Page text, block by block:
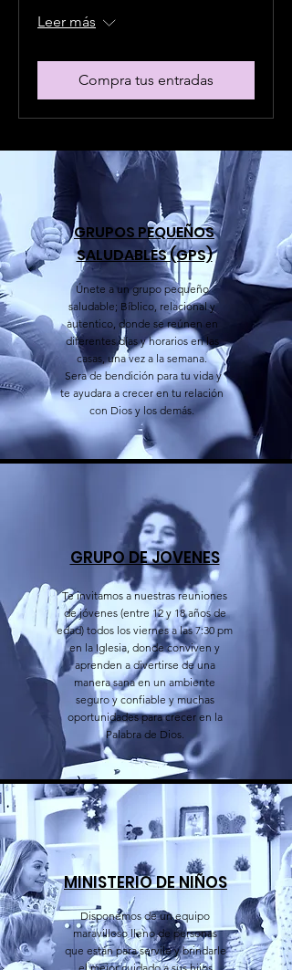
Leer más
Compra tus entradas
GRUPOS PEQUEÑOS
SALUDABLES (GPS)
Únete a un grupo pequeño
saludable; Bíblico, relacional y
autentico, donde se reúnen en
diferentes días y horarios en las
casas, una vez a la semana.
Sera de bendición para tu vida y
te ayudara a crecer en tu relación
con Dios y los demás.
GRUPO DE JOVENES
Te invitamos a nuestras reuniones
de jóvenes (entre 12 y 18 años de
edad) todos los viernes a las 7:30 pm
en la Iglesia, donde conviven y
aprenden a divertirse de una
manera sana en un ambiente
seguro y confiable y muchas
oportunidades para crecer en la
Palabra de Dios.
MINISTERIO DE NIÑOS
Disponemos de un equipo
maravilloso lleno de personas
que están para servile y brindarle